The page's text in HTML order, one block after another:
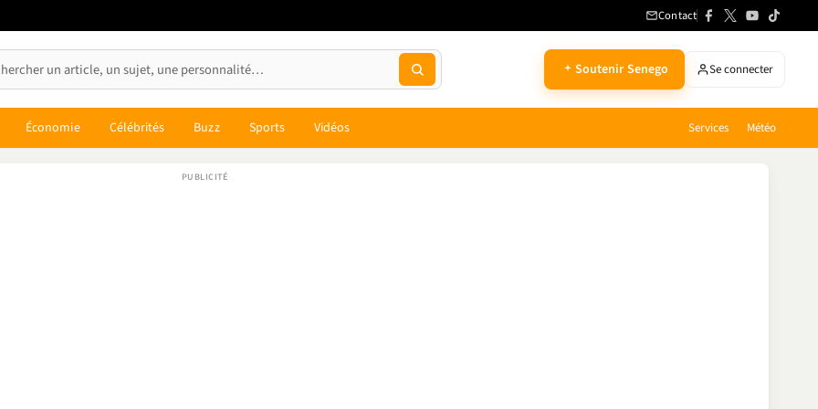
Contact
Soutenir Senego Se connecter
Économie Célébrités Buzz Sports Vidéos Services Météo